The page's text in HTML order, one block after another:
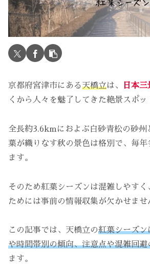
京都府宮津市にある天橋立は、 日本三
くから人々を魅了してきた絶景スポッ
全長約3.6kmにおよぶ白砂青松の砂州
葉が織りなす秋の景色は格別で、毎
ます。
そのため紅葉シーズンは混雑しやす
ためには事前の情報収集が欠かせませ
この記事では、天橋立の紅葉シーズン
や時間帯別の傾向、注意点や混雑回
ます。